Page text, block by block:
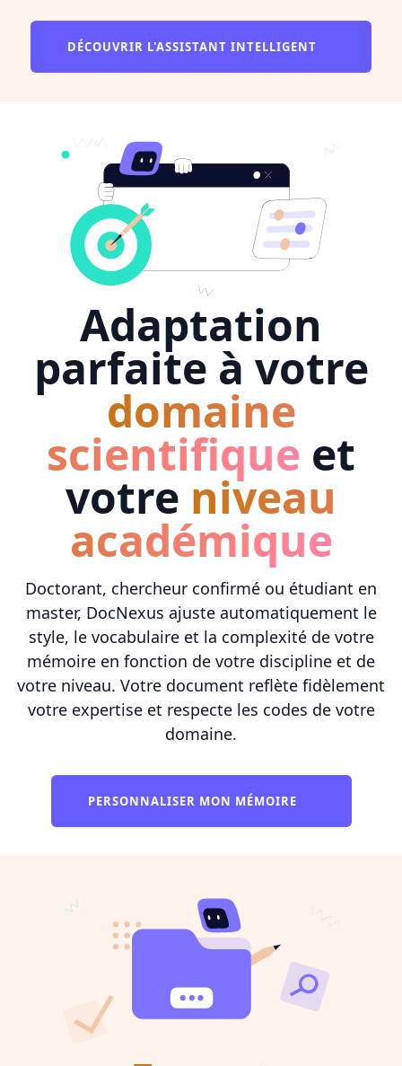
DÉCOUVRIR L'ASSISTANT INTELLIGENT
Adaptation
parfaite à votre
domaine
scientifique et
votre niveau
académique
Doctorant, chercheur confirmé ou étudiant en
master, DocNexus ajuste automatiquement le
style, le vocabulaire et la complexité de votre
mémoire en fonction de votre discipline et de
votre niveau. Votre document reflète fidèlement
votre expertise et respecte les codes de votre
domaine.
PERSONNALISER MON MÉMOIRE